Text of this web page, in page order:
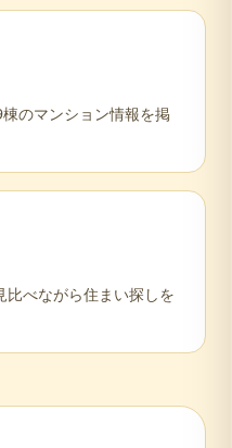
棟のマンション情報を掲
べながら住まい探しを